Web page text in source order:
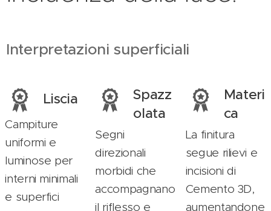
Interpretazioni superficiali
Liscia
Campiture
uniformi e
luminose per
interni minimali
e superfici
Spazz
olata
Segni
direzionali
morbidi che
accompagnano
il riflesso e
Materi
ca
La finitura
segue rilievi e
incisioni di
Cemento 3D,
aumentandone